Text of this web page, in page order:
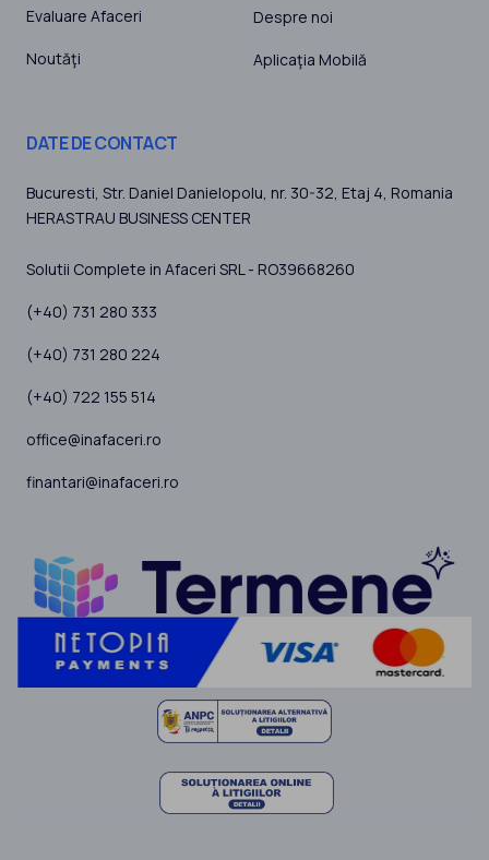
Evaluare Afaceri
Noutăţi
Despre noi
Aplicaţia Mobilă
DATE DE CONTACT
Bucuresti, Str. Daniel Danielopolu, nr. 30-32, Etaj 4, Romania
HERASTRAU BUSINESS CENTER
Solutii Complete in Afaceri SRL - RO39668260
(+40) 731 280 333
(+40) 731 280 224
(+40) 722 155 514
office@inafaceri.ro
finantari@inafaceri.ro